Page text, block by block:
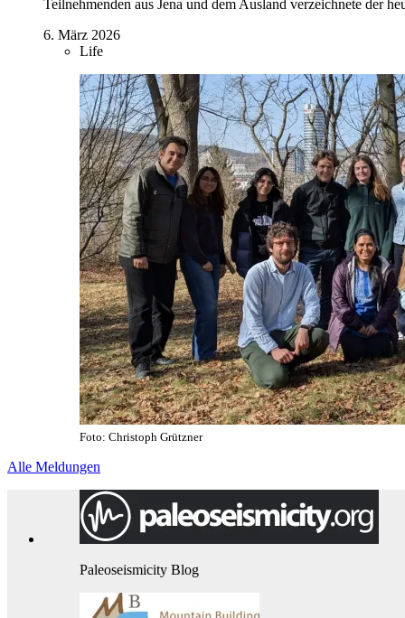
Teilnehmenden aus Jena und dem Ausland verzeichnete der
6. März 2026
Life
Foto: Christoph Grützner
Alle Meldungen
Paleoseismicity Blog